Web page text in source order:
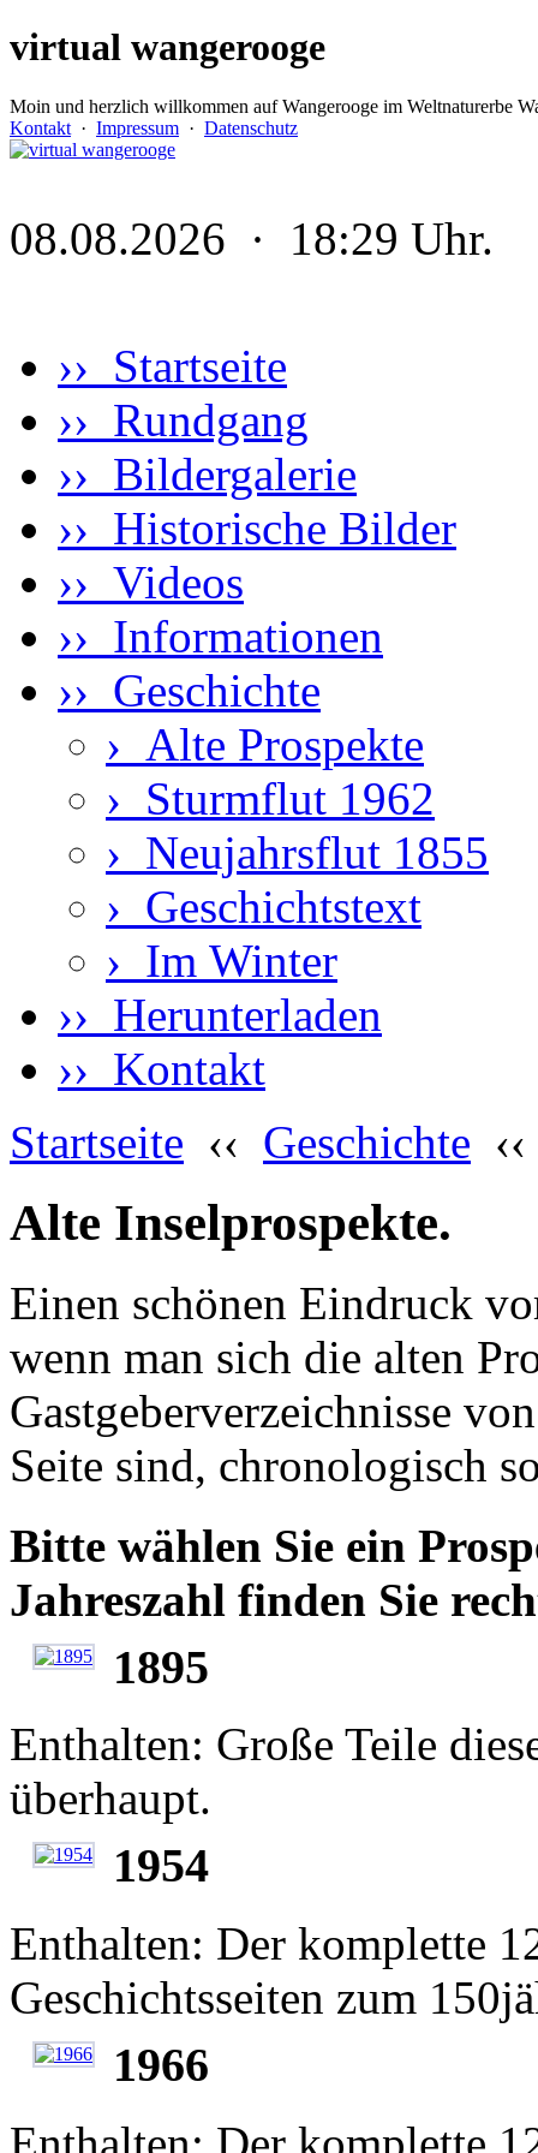
virtual wangerooge
Moin und herzlich willkommen auf Wangerooge im Weltnaturerbe
Kontakt · Impressum · Datenschutz
08.08.2026 · 18:29 Uhr.
›› Startseite
›› Rundgang
›› Bildergalerie
›› Historische Bilder
›› Videos
›› Informationen
›› Geschichte
› Alte Prospekte
› Sturmflut 1962
› Neujahrsflut 1855
› Geschichtstext
› Im Winter
›› Herunterladen
›› Kontakt
Startseite ‹‹ Geschichte
Alte Inselprospekte.
Einen schönen Eindruck
wenn man sich die alten
Gastgeberverzeichnisse
Seite sind, chronologisch
Bitte wählen Sie ein
Jahreszahl finden Sie
1895
Enthalten: Große Teile
überhaupt.
1954
Enthalten: Der komplette
Geschichtsseiten zum
1966
Enthalten: Der komplette